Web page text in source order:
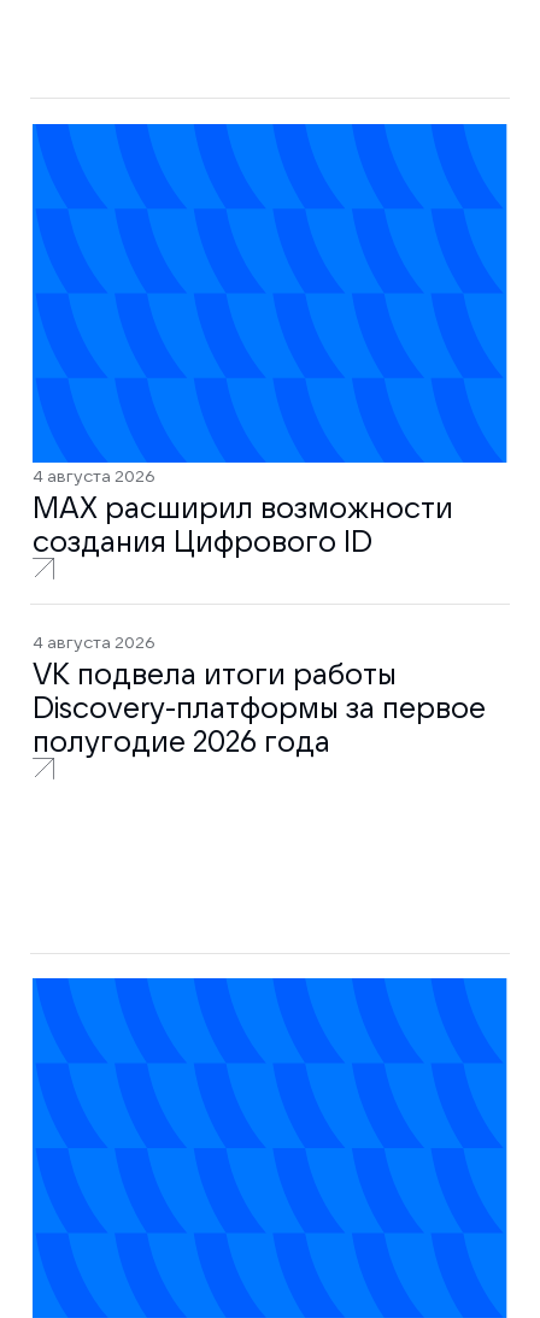
4 августа 2026
MAX расширил возможности
создания Цифрового ID
4 августа 2026
VK подвела итоги работы
Discovery-платформы за первое
полугодие 2026 года